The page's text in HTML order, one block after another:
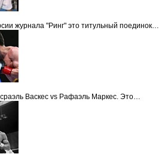
журнала "Ринг" это титульный поединок…
Васкес vs Рафаэль Маркес. Это…